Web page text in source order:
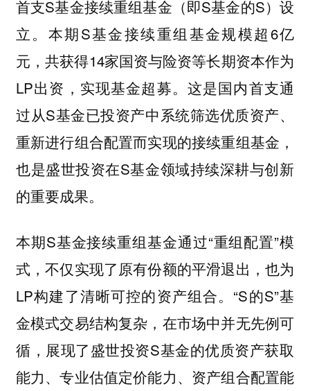
首支S基金接续重组基金（即S基金的S）设
立。本期S基金接续重组基金规模超6亿
元，共获得14家国资与险资等长期资本作为
LP出资，实现基金超募。这是国内首支通
过从S基金已投资产中系统筛选优质资产、
重新进行组合配置而实现的接续重组基金，
也是盛世投资在S基金领域持续深耕与创新
的重要成果。
本期S基金接续重组基金通过“重组配置”模
式，不仅实现了原有份额的平滑退出，也为
LP构建了清晰可控的资产组合。“S的S”基
金模式交易结构复杂，在市场中并无先例可
循，展现了盛世投资S基金的优质资产获取
能力、专业估值定价能力、资产组合配置能